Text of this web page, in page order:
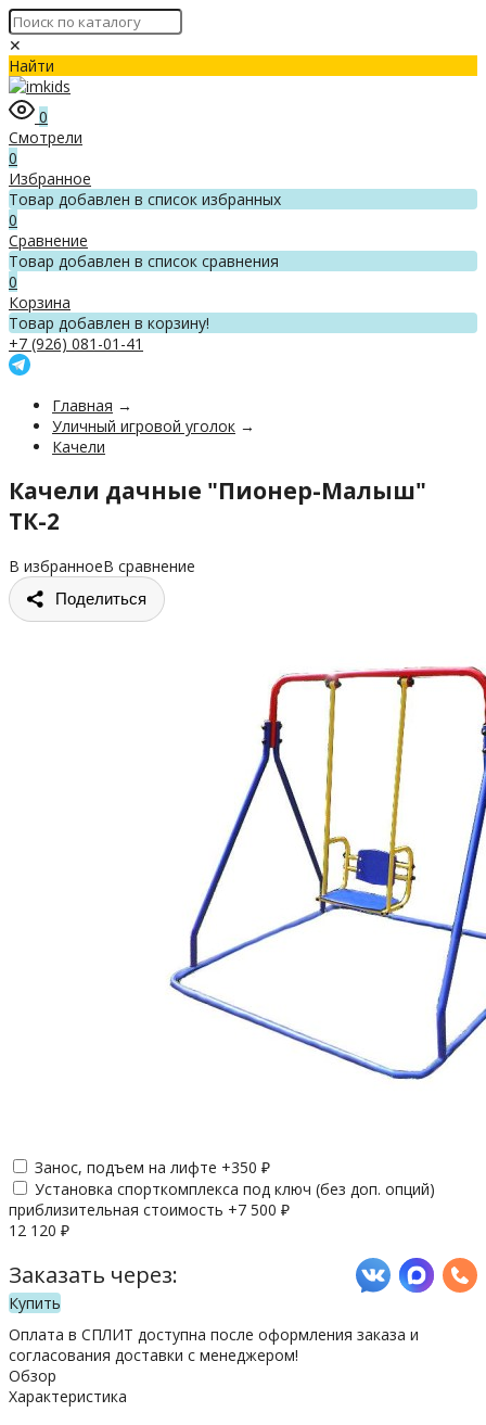
✕
Найти
0
Смотрели
0
Избранное
Товар добавлен в список избранных
0
Сравнение
Товар добавлен в список сравнения
0
Корзина
Товар добавлен в корзину!
+7 (926) 081-01-41
Главная →
Уличный игровой уголок →
Качели
Качели дачные "Пионер-Малыш"
ТК-2
В избранноеВ сравнение
Поделиться
Занос, подъем на лифте +350 ₽
Установка спорткомплекса под ключ (без доп. опций)
приблизительная стоимость +7 500 ₽
12 120 ₽
Заказать через:
Купить
Оплата в СПЛИТ доступна после оформления заказа и
согласования доставки с менеджером!
Обзор
Характеристика